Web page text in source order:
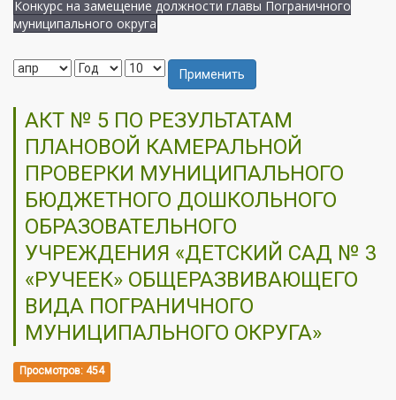
Конкурс на замещение должности главы Пограничного
муниципального округа
Применить
АКТ № 5 ПО РЕЗУЛЬТАТАМ
ПЛАНОВОЙ КАМЕРАЛЬНОЙ
ПРОВЕРКИ МУНИЦИПАЛЬНОГО
БЮДЖЕТНОГО ДОШКОЛЬНОГО
ОБРАЗОВАТЕЛЬНОГО
УЧРЕЖДЕНИЯ «ДЕТСКИЙ САД № 3
«РУЧЕЕК» ОБЩЕРАЗВИВАЮЩЕГО
ВИДА ПОГРАНИЧНОГО
МУНИЦИПАЛЬНОГО ОКРУГА»
Просмотров: 454